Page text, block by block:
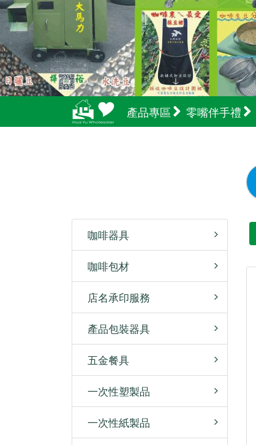
產品專區 零嘴伴手禮
咖啡器具
咖啡包材
店名承印服務
產品包裝器具
五金餐具
一次性塑製品
一次性紙製品